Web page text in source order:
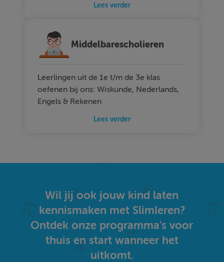
Lees verder
Middelbarescholieren
Leerlingen uit de 1e t/m de 3e klas
oefenen bij ons: Wiskunde, Nederlands,
Engels & Rekenen
Lees verder
Wil jij ook jouw kind laten
kennismaken met Slimleren?
Ontdek onze programma's voor
thuis en start wanneer het
uitkomt.